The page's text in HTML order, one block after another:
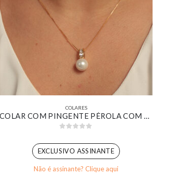
COLARES
COLAR COM PINGENTE PÉROLA COM CONTRA ARGOLA CRAVEJADA BANHADA EM OURO 18K
EXCLUSIVO ASSINANTE
Não é assinante? Clique aqui